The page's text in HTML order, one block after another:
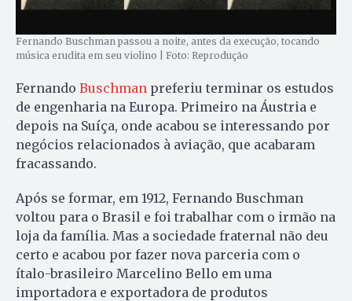
Fernando Buschman passou a noite, antes da execução, tocando
música erudita em seu violino | Foto: Reprodução
Fernando Buschman preferiu terminar os estudos
de engenharia na Europa. Primeiro na Áustria e
depois na Suíça, onde acabou se interessando por
negócios relacionados à aviação, que acabaram
fracassando.
Após se formar, em 1912, Fernando Buschman
voltou para o Brasil e foi trabalhar com o irmão na
loja da família. Mas a sociedade fraternal não deu
certo e acabou por fazer nova parceria com o
ítalo-brasileiro Marcelino Bello em uma
importadora e exportadora de produtos